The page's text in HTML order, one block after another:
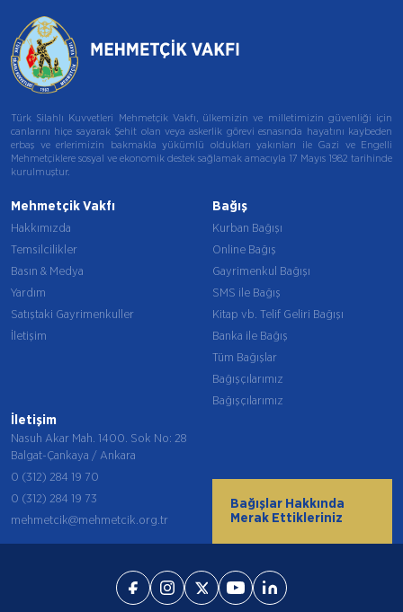
Türk Silahlı Kuvvetleri Mehmetçik Vakfı, ülkemizin ve milletimizin güvenliği için
canlarını hiçe sayarak Şehit olan veya askerlik görevi esnasında hayatını kaybeden
erbaş ve erlerimizin bakmakla yükümlü oldukları yakınları ile Gazi ve Engelli
Mehmetçiklere sosyal ve ekonomik destek sağlamak amacıyla 17 Mayıs 1982 tarihinde
kurulmuştur.
Mehmetçik Vakfı
Hakkımızda
Temsilcilikler
Basın & Medya
Yardım
Satıştaki Gayrimenkuller
İletişim
Bağış
Kurban Bağışı
Online Bağış
Gayrimenkul Bağışı
SMS ile Bağış
Kitap vb. Telif Geliri Bağışı
Banka ile Bağış
Tüm Bağışlar
Bağışçılarımız
Bağışçılarımız
İletişim
Nasuh Akar Mah. 1400. Sok No: 28
Balgat-Çankaya / Ankara
0 (312) 284 19 70
0 (312) 284 19 73
mehmetcik@mehmetcik.org.tr
Bağışlar Hakkında
Merak Ettikleriniz